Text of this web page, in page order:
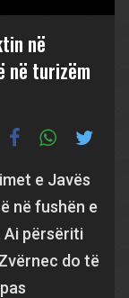
në
në turizëm
e Javës
në fushën e
Ai përsëriti
do të